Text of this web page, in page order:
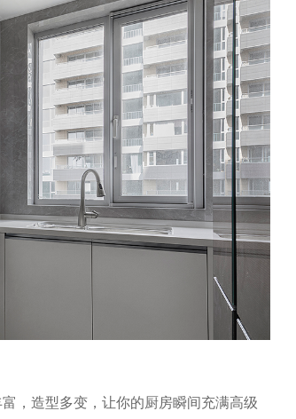
，造型多变，让你的厨房瞬间充满高级